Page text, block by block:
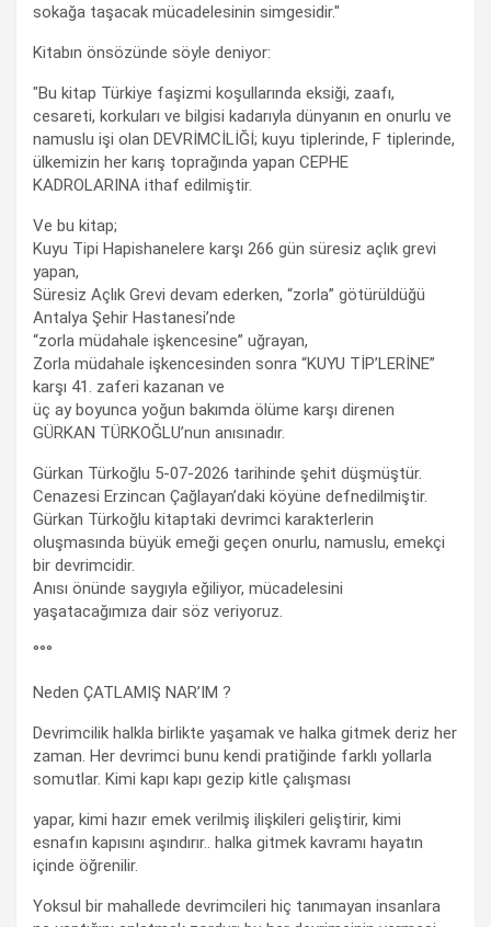
sokağa taşacak mücadelesinin simgesidir."
Kitabın önsözünde söyle deniyor:
"Bu kitap Türkiye faşizmi koşullarında eksiği, zaafı,
cesareti, korkuları ve bilgisi kadarıyla dünyanın en onurlu ve
namuslu işi olan DEVRİMCİLİĞİ; kuyu tiplerinde, F tiplerinde,
ülkemizin her karış toprağında yapan CEPHE
KADROLARINA ithaf edilmiştir.
Ve bu kitap;
Kuyu Tipi Hapishanelere karşı 266 gün süresiz açlık grevi
yapan,
Süresiz Açlık Grevi devam ederken, “zorla” götürüldüğü
Antalya Şehir Hastanesi’nde
“zorla müdahale işkencesine” uğrayan,
Zorla müdahale işkencesinden sonra “KUYU TİP’LERİNE”
karşı 41. zaferi kazanan ve
üç ay boyunca yoğun bakımda ölüme karşı direnen
GÜRKAN TÜRKOĞLU’nun anısınadır.
Gürkan Türkoğlu 5-07-2026 tarihinde şehit düşmüştür.
Cenazesi Erzincan Çağlayan’daki köyüne defnedilmiştir.
Gürkan Türkoğlu kitaptaki devrimci karakterlerin
oluşmasında büyük emeği geçen onurlu, namuslu, emekçi
bir devrimcidir.
Anısı önünde saygıyla eğiliyor, mücadelesini
yaşatacağımıza dair söz veriyoruz.
°°°
Neden ÇATLAMIŞ NAR’IM ?
Devrimcilik halkla birlikte yaşamak ve halka gitmek deriz her
zaman. Her devrimci bunu kendi pratiğinde farklı yollarla
somutlar. Kimi kapı kapı gezip kitle çalışması
yapar, kimi hazır emek verilmiş ilişkileri geliştirir, kimi
esnafın kapısını aşındırır.. halka gitmek kavramı hayatın
içinde öğrenilir.
Yoksul bir mahallede devrimcileri hiç tanımayan insanlara